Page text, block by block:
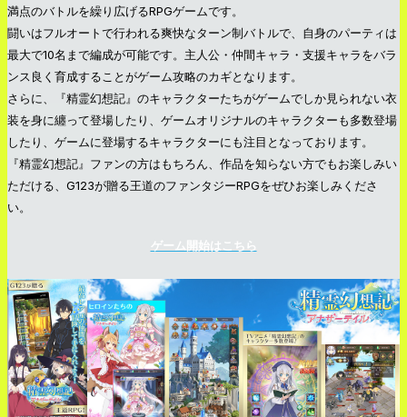
満点のバトルを繰り広げるRPGゲームです。
闘いはフルオートで行われる爽快なターン制バトルで、自身のパーティは
最大で10名まで編成が可能です。主人公・仲間キャラ・支援キャラをバラ
ンス良く育成することがゲーム攻略のカギとなります。
さらに、『精霊幻想記』のキャラクターたちがゲームでしか見られない衣
装を身に纏って登場したり、ゲームオリジナルのキャラクターも多数登場
したり、ゲームに登場するキャラクターにも注目となっております。
『精霊幻想記』ファンの方はもちろん、作品を知らない方でもお楽しみい
ただける、G123が贈る王道のファンタジーRPGをぜひお楽しみくださ
い。
ゲーム開始はこちら